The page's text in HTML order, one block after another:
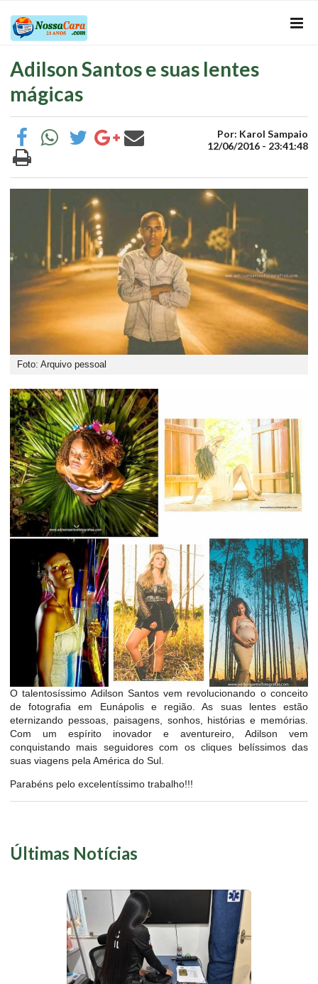
Adilson Santos e suas lentes
mágicas
Por: Karol Sampaio
12/06/2016 - 23:41:48
Foto: Arquivo pessoal
O talentosíssimo Adilson Santos vem revolucionando o conceito
de fotografia em Eunápolis e região. As suas lentes estão
eternizando pessoas, paisagens, sonhos, histórias e memórias.
Com um espírito inovador e aventureiro, Adilson vem
conquistando mais seguidores com os cliques belíssimos das
suas viagens pela América do Sul.
Parabéns pelo excelentíssimo trabalho!!!
Últimas Notícias